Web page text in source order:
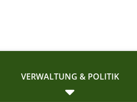
VERWALTUNG & POLITIK